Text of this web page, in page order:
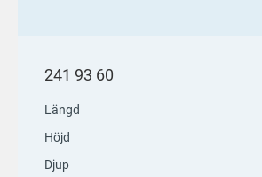
241 93 60
Längd
Höjd
Djup